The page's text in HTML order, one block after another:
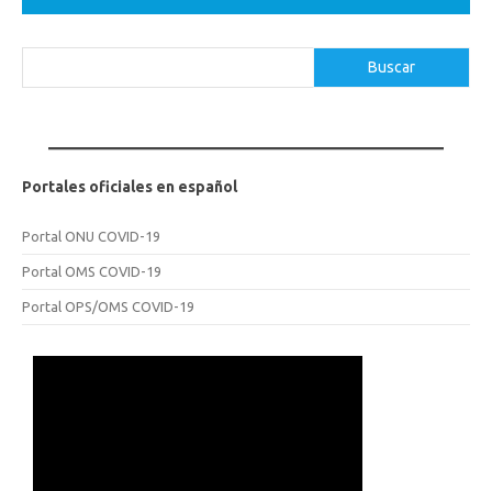
Buscar
Portales oficiales en español
Portal ONU COVID-19
Portal OMS COVID-19
Portal OPS/OMS COVID-19